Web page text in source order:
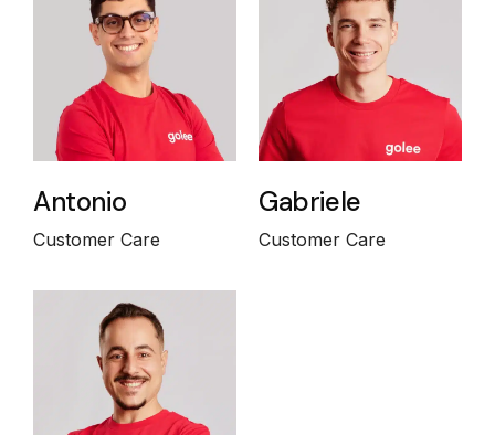
Antonio
Customer Care
Gabriele
Customer Care